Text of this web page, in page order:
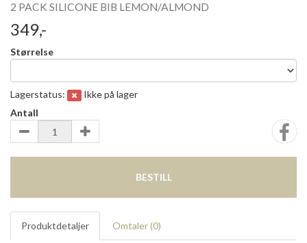
2 PACK SILICONE BIB LEMON/ALMOND
349,-
Størrelse
Lagerstatus:
Ikke på lager
Antall
BESTILL
Produktdetaljer Omtaler (0)